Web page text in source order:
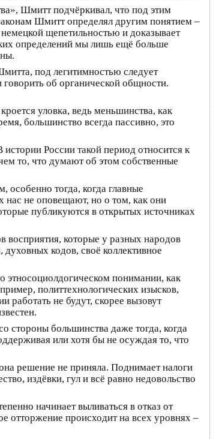
Шмитт подчёркивал, что под этим
Шмитт определял другим понятием –
немецкой щепетильностью и доказывает
определений мы лишь ещё больше
под легитимностью следует
об органической общности.
уловка, ведь меньшинства, как
большинство всегда пассивно, это
России такой период относится к
то, что думают об этом собственные
особенно тогда, когда главные
нас не оповещают, но о том, как они
публикуются в открытых источниках
восприятия, которые у разных народов
кодов, своё коллективное
этносоциолдогическом понимании, как
политтехнологических изысков,
не будут, скорее вызовут
стороны большинства даже тогда, когда
или хотя бы не осуждая то, что
решение не приняла. Поднимает налоги
издёвки, гул и всё равно недовольство
начинает выливаться в отказ от
отторжение происходит на всех уровнях –